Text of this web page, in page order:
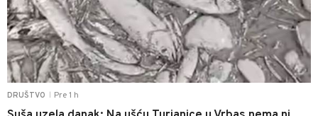
DRUŠTVO Pre 1 h